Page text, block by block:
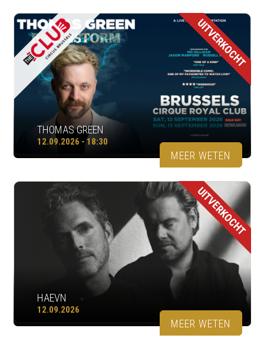
UITVERKOCHT
THOMAS GREEN
12.09.2026 - 18:30
MEER WETEN
UITVERKOCHT
HAEVN
12.09.2026
MEER WETEN